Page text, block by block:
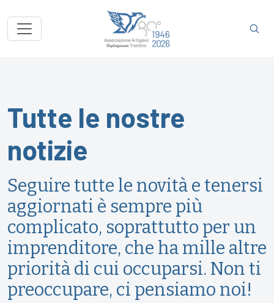
Tutte le nostre
notizie
Seguire tutte le novità e tenersi
aggiornati è sempre più
complicato, soprattutto per un
imprenditore, che ha mille altre
priorità di cui occuparsi. Non ti
preoccupare, ci pensiamo noi!